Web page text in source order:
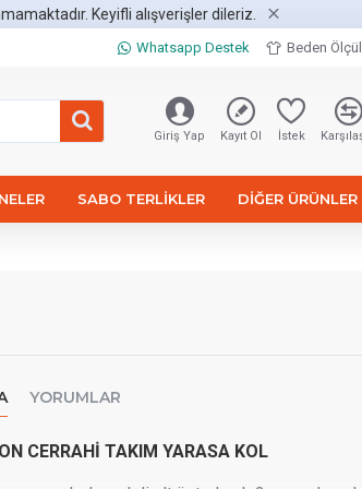
Keyifli alışverişler dileriz.
Whatsapp Destek Beden
Giriş Yap Kayıt Ol İstek
SABO TERLIKLER DIĞER ÜRÜNLER
YORUMLAR
CERRAHİ TAKIM YARASA KOL